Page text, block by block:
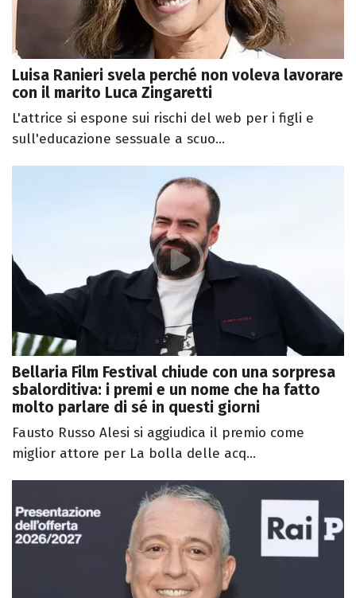
Luisa Ranieri svela perché non voleva lavorare
con il marito Luca Zingaretti
L'attrice si espone sui rischi del web per i figli e
sull'educazione sessuale a scuo...
Bellaria Film Festival chiude con una sorpresa
sbalorditiva: i premi e un nome che ha fatto
molto parlare di sé in questi giorni
Fausto Russo Alesi si aggiudica il premio come
miglior attore per La bolla delle acq...